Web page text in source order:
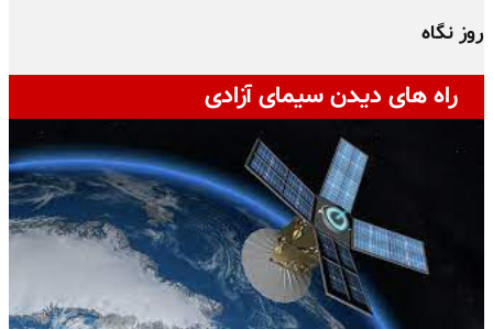
روز نگاه
راه های دیدن سیمای آزادی